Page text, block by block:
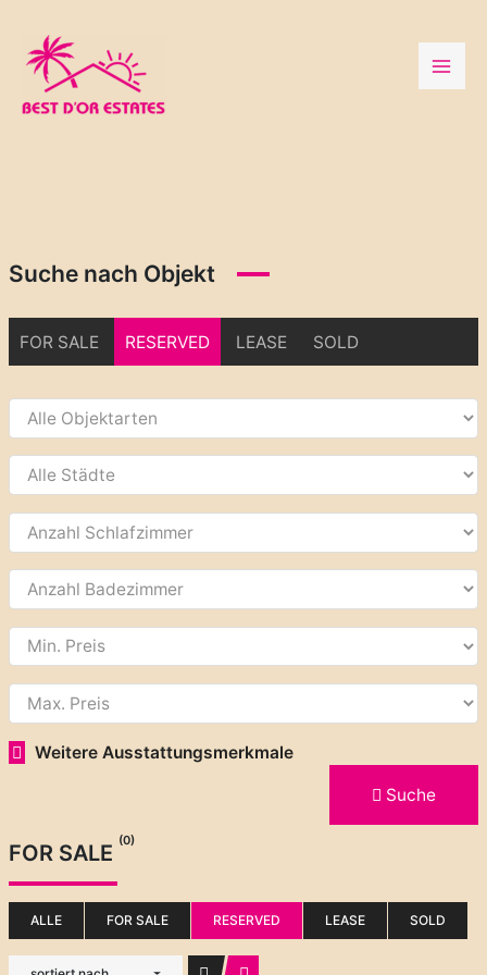
springen
Suche nach Objekt
FOR SALE RESERVED LEASE SOLD
Weitere Ausstattungsmerkmale
Suche
FOR SALE (0)
ALLE FOR SALE RESERVED LEASE SOLD